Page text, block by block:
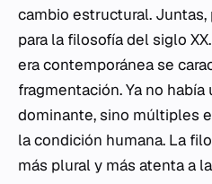
cambio estructural. Juntas,
para la filosofía del siglo
era contemporánea se
fragmentación. Ya no
dominante, sino múltiples
la condición humana. La
más plural y más atenta a